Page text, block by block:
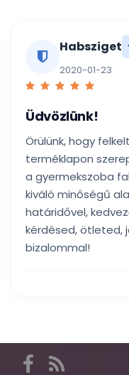
Habsziget
2020-01-23
Üdvözlünk!
Örülünk, hogy
terméklapon
a gyermekszoba
kiváló minőségű
határidővel,
kérdésed, ötleted,
bizalommal!